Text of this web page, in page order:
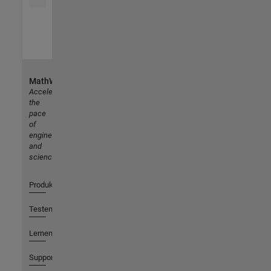
MathWorks
Accelerating
the
pace
of
engineering
and
science
Produkte
Testen oder Kaufen
Lernen
Support